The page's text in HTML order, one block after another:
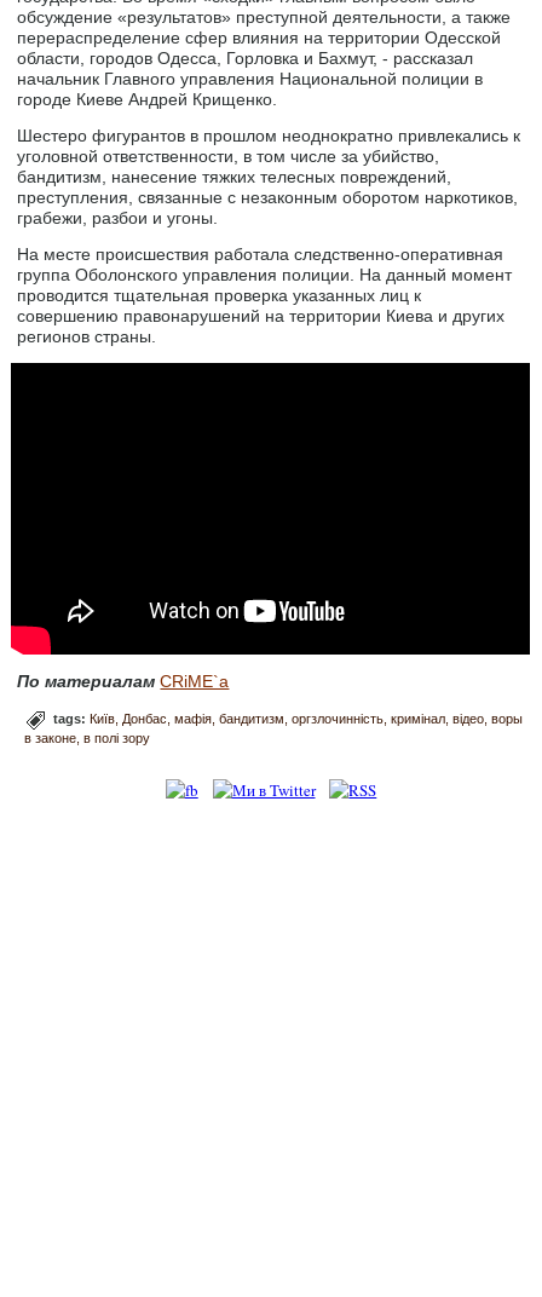
обсуждение «результатов» преступной деятельности, а также
перераспределение сфер влияния на территории Одесской
области, городов Одесса, Горловка и Бахмут, - рассказал
начальник Главного управления Национальной полиции в
городе Киеве Андрей Крищенко.
Шестеро фигурантов в прошлом неоднократно привлекались к
уголовной ответственности, в том числе за убийство,
бандитизм, нанесение тяжких телесных повреждений,
преступления, связанные с незаконным оборотом наркотиков,
грабежи, разбои и угоны.
На месте происшествия работала следственно-оперативная
группа Оболонского управления полиции. На данный момент
проводится тщательная проверка указанных лиц к
совершению правонарушений на территории Киева и других
регионов страны.
По материаламCRiME`а
tags:Київ Донбас мафія бандитизм оргзлочинність кримінал відео воры
в законе в полі зору